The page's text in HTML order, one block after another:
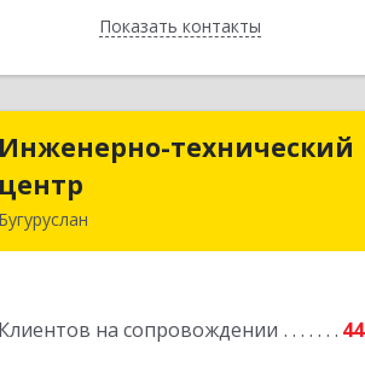
Показать контакты
Назад
Инженерно-технический
центр
Бугуруслан
Клиентов на сопровождении 44
Инженерно-технический
Подробнее